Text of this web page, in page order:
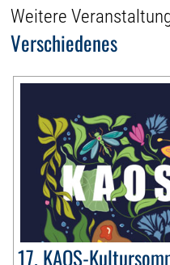
Weitere
Verschiedenes
17. KAOS-